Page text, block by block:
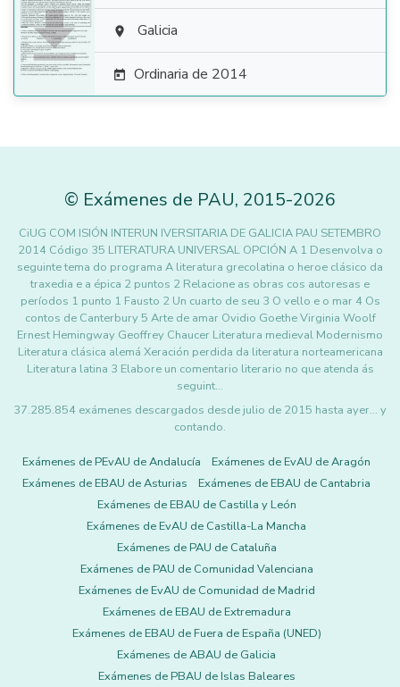
  Galicia
 Ordinaria de 2014
© Exámenes de PAU, 2015-2026
CiUG COM ISIÓN INTERUN IVERSITARIA DE GALICIA PAU SETEMBRO
2014 Código 35 LITERATURA UNIVERSAL OPCIÓN A 1 Desenvolva o
seguinte tema do programa A literatura grecolatina o heroe clásico da
traxedia e a épica 2 puntos 2 Relacione as obras cos autoresas e
períodos 1 punto 1 Fausto 2 Un cuarto de seu 3 O vello e o mar 4 Os
contos de Canterbury 5 Arte de amar Ovidio Goethe Virginia Woolf
Ernest Hemingway Geoffrey Chaucer Literatura medieval Modernismo
Literatura clásica alemá Xeración perdida da literatura norteamericana
Literatura latina 3 Elabore un comentario literario no que atenda ás
seguint…
37.285.854 exámenes descargados desde julio de 2015 hasta ayer... y
contando.
Exámenes de PEvAU de Andalucía
Exámenes de EvAU de Aragón
Exámenes de EBAU de Asturias
Exámenes de EBAU de Cantabria
Exámenes de EBAU de Castilla y León
Exámenes de EvAU de Castilla-La Mancha
Exámenes de PAU de Cataluña
Exámenes de PAU de Comunidad Valenciana
Exámenes de EvAU de Comunidad de Madrid
Exámenes de EBAU de Extremadura
Exámenes de EBAU de Fuera de España (UNED)
Exámenes de ABAU de Galicia
Exámenes de PBAU de Islas Baleares